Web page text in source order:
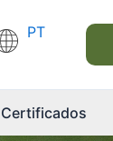
PT
Certificados